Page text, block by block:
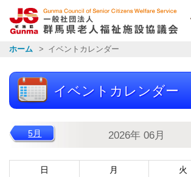
ホーム イベントカレンダー
イベントカレンダー
2026年 06月
5月
日 月 火
ごあいさつ
会員施設一覧
イベントカレンダー